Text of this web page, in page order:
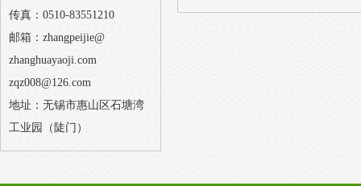
传真：0510-83551210
邮箱：zhangpeijie@
zhanghuayaoji.com
zqz008@126.com
地址：无锡市惠山区石塘湾
工业园（陡门）